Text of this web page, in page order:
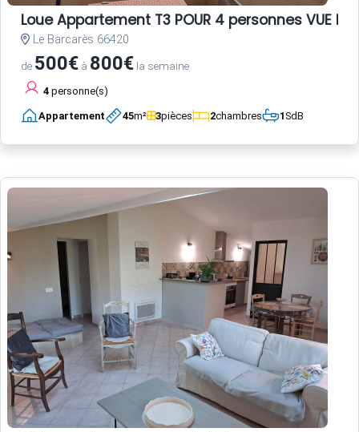
Loue Appartement T3 POUR 4 personnes VUE
Le Barcarès 66420
de 500€ à 800€ la semaine
4 personne(s)
Appartement 45m² 3pièces 2chambres 1SdB